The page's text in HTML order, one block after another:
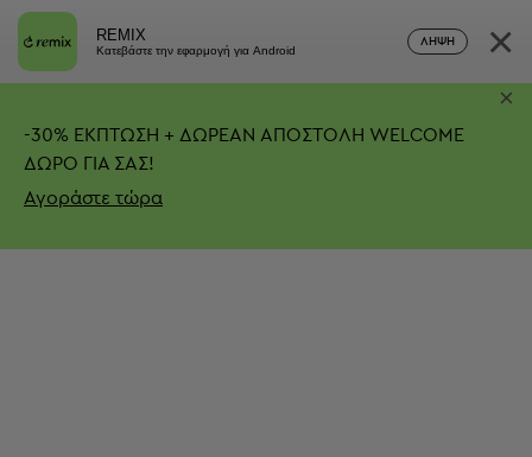
REMIX
Κατεβάστε την εφαρμογή για Android
ΛΉΨΗ ×
-30% ΕΚΠΤΩΣΗ + ΔΩΡΕΑΝ ΑΠΟΣΤΟΛΗ WELCOME
ΔΩΡΟ ΓΙΑ ΣΑΣ!
Αγοράστε τώρα
×